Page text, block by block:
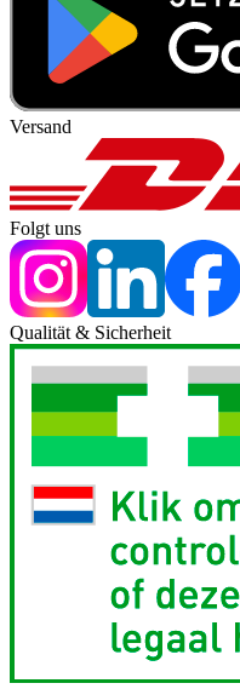
Versand
Folgt uns
Qualität & Sicherheit